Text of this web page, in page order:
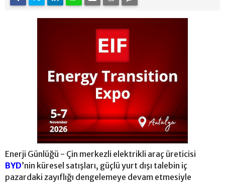
Enerji Günlüğü - Çin merkezli elektrikli araç üreticisi
BYD’nin küresel satışları, güçlü yurt dışı talebin iç
pazardaki zayıflığı dengelemeye devam etmesiyle